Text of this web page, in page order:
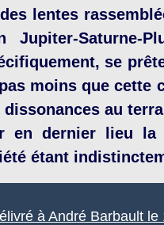
lentes
Saturne-
se
moins que cette
au
en dernier lieu
étant
à André Barbault le